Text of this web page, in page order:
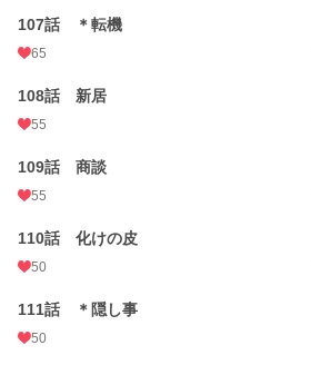
107話 ＊転機
65
108話 新居
55
109話 商談
55
110話 化けの皮
50
111話 ＊隠し事
50